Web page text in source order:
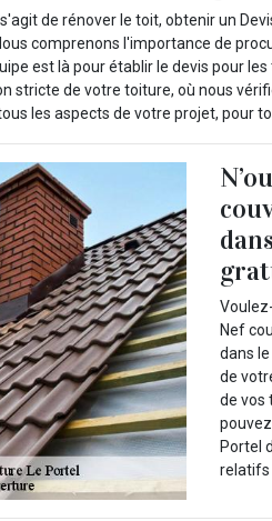
de rénover le toit, obtenir un
comprenons l'importance de
est là pour établir le devis pour
stricte de votre toiture, où nous
les aspects de votre projet, pour
Nef
dans
de
de vos
Portel
relatifs